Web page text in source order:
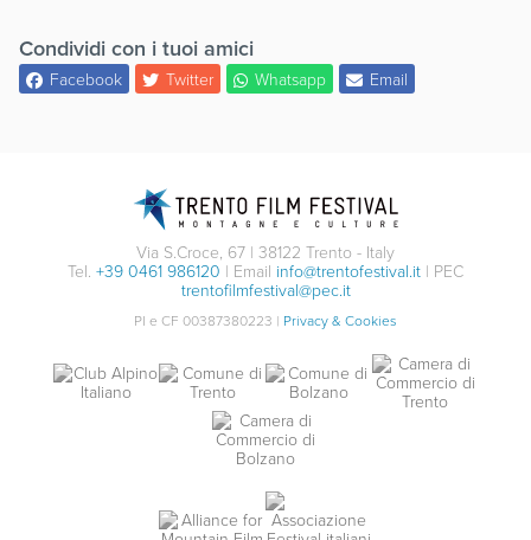
Condividi con i tuoi amici
Facebook Twitter Whatsapp Email
Via S.Croce, 67 | 38122 Trento - Italy
Tel. +39 0461 986120 | Email info@trentofestival.it | PEC
trentofilmfestival@pec.it
PI e CF 00387380223 | Privacy & Cookies